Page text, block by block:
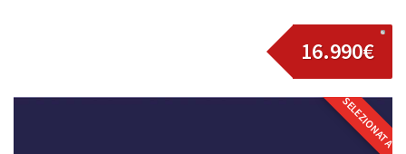
16.990€
SELEZIONATA